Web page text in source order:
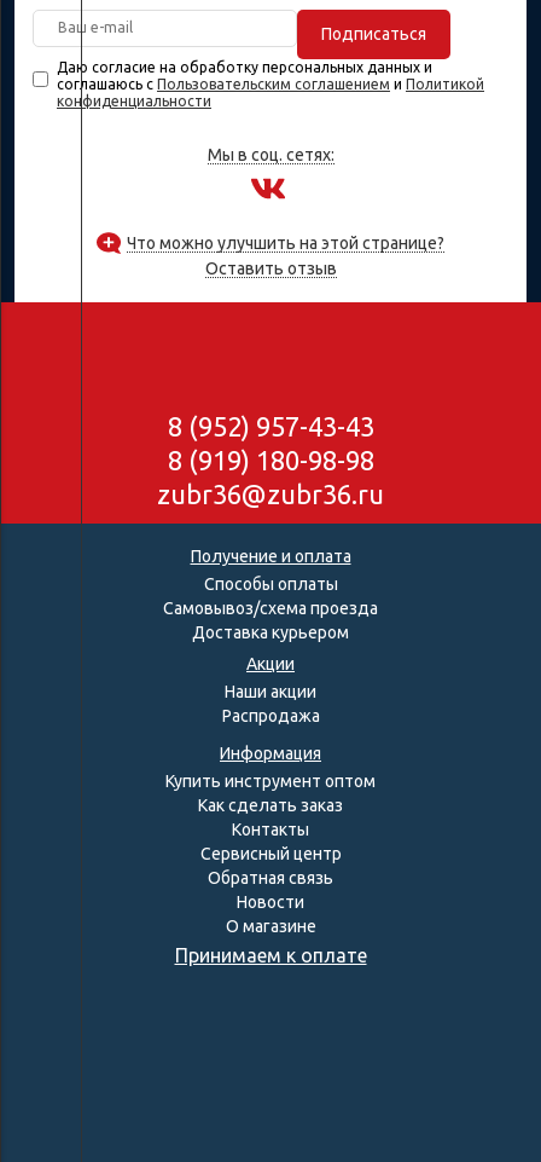
Подписаться
Даю согласие на обработку персональных данных и
соглашаюсь с Пользовательским соглашением и Политикой
конфиденциальности
Мы в соц. сетях:
Что можно улучшить на этой странице?
Оставить отзыв
8 (952) 957-43-43
8 (919) 180-98-98
zubr36@zubr36.ru
Получение и оплата
Способы оплаты
Самовывоз/схема проезда
Доставка курьером
Акции
Наши акции
Распродажа
Информация
Купить инструмент оптом
Как сделать заказ
Контакты
Сервисный центр
Обратная связь
Новости
О магазине
Принимаем к оплате